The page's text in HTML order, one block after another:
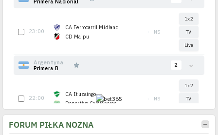
FORUM PIŁKA NOŻNA